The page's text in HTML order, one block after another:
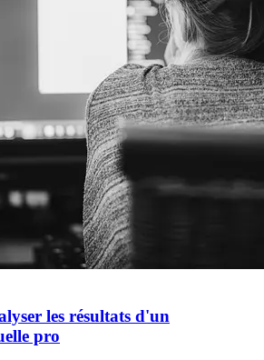
les résultats d'un
pro